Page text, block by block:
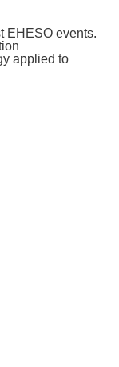
EHESO events.
applied to